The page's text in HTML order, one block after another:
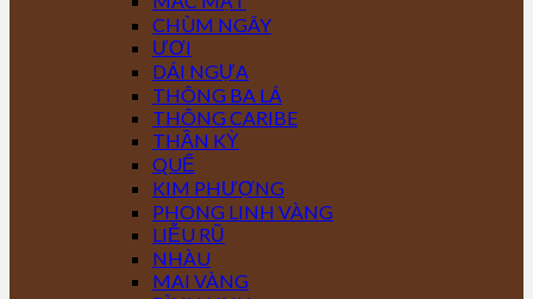
CHÙM NGÂY
ƯƠI
DÁI NGỰA
THÔNG BA LÁ
THÔNG CARIBE
THẦN KỲ
QUẾ
KIM PHƯỢNG
PHONG LINH VÀNG
LIỄU RŨ
NHÀU
MAI VÀNG